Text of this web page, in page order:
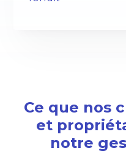
Ce que nos
et
notre